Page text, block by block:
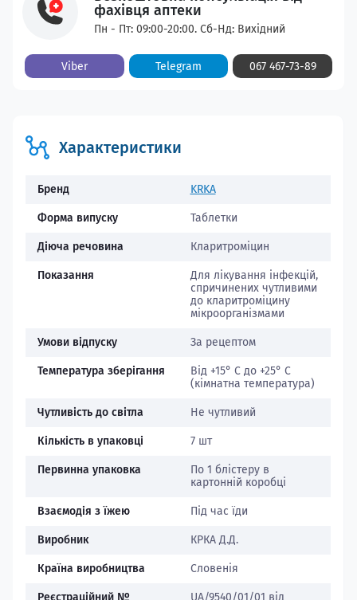
фахівця аптеки
Пн - Пт: 09:00-20:00. Сб-Нд: Вихідний
Viber Telegram 067 467-73-89
Характеристики
Бренд KRKA
Форма випуску Таблетки
Діюча речовина Кларитроміцин
Показання
Для лікування інфекцій,
спричинених чутливими
до кларитроміцину
мікроорганізмами
Умови відпуску За рецептом
Температура зберігання
Від +15° С до +25° С
(кімнатна температура)
Чутливість до світла Не чутливий
Кількість в упаковці 7 шт
Первинна упаковка
По 1 блістеру в
картонній коробці
Взаємодія з їжею Під час їди
Виробник КРКА Д.Д.
Країна виробництва Словенія
Реєстраційний №
UA/9540/01/01 від